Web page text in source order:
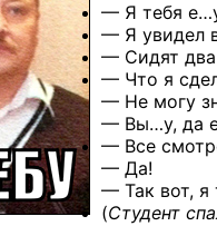
— Я тебя
— Я увидел
— Сидят два
— Что я
— Не могу
— Вы…у, да
— Все
— Да!
— Так вот, я
(Студент